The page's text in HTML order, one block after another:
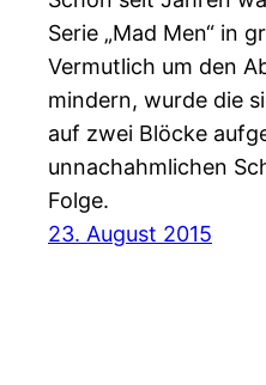
Serie „Mad Men“ in
Vermutlich um den
mindern, wurde die
auf zwei Blöcke
unnachahmlichen
Folge.
23. August 2015